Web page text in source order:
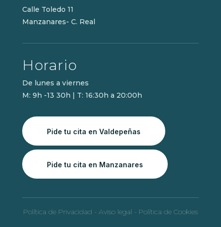
Calle Toledo 11
Manzanares- C. Real
Horario
De lunes a viernes
M: 9h -13 30h | T: 16:30h a 20:00h
Pide tu cita en Valdepeñas
Pide tu cita en Manzanares
Política de Privacidad - Aviso legal - Política de Cookies